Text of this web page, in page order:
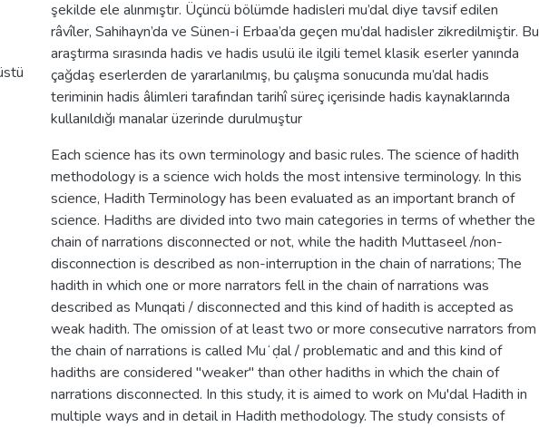
şekilde ele alınmıştır. Üçüncü bölümde hadisleri mu’dal diye tavsif edilen
râvîler, Sahihayn’da ve Sünen-i Erbaa’da geçen mu’dal hadisler zikredilmiştir. Bu
araştırma sırasında hadis ve hadis usulü ile ilgili temel klasik eserler yanında
çağdaş eserlerden de yararlanılmış, bu çalışma sonucunda mu’dal hadis
teriminin hadis âlimleri tarafından tarihî süreç içerisinde hadis kaynaklarında
kullanıldığı manalar üzerinde durulmuştur
Each science has its own terminology and basic rules. The science of hadith
methodology is a science wich holds the most intensive terminology. In this
science, Hadith Terminology has been evaluated as an important branch of
science. Hadiths are divided into two main categories in terms of whether the
chain of narrations disconnected or not, while the hadith Muttaseel /non-
disconnection is described as non-interruption in the chain of narrations; The
hadith in which one or more narrators fell in the chain of narrations was
described as Munqati / disconnected and this kind of hadith is accepted as
weak hadith. The omission of at least two or more consecutive narrators from
the chain of narrations is called Muʻḍal / problematic and and this kind of
hadiths are considered "weaker" than other hadiths in which the chain of
narrations disconnected. In this study, it is aimed to work on Mu'dal Hadith in
multiple ways and in detail in Hadith methodology. The study consists of